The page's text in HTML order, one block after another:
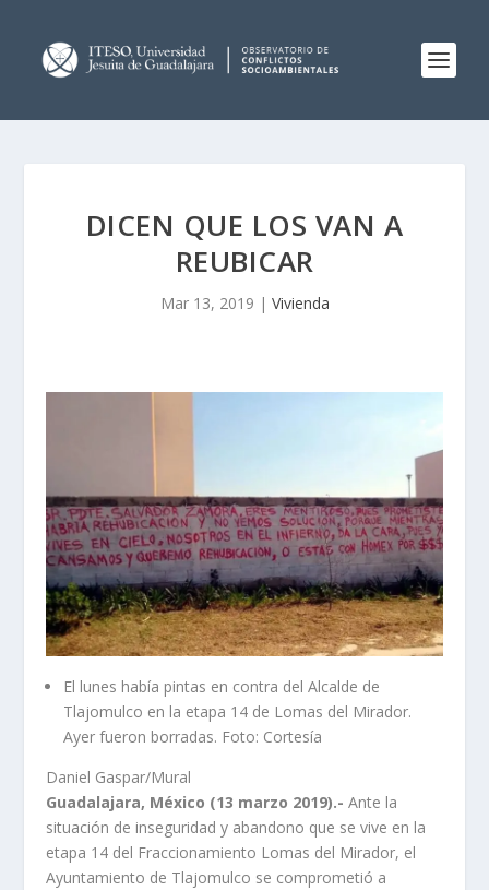
DICEN QUE LOS VAN A
REUBICAR
Mar 13, 2019 | Vivienda
El lunes había pintas en contra del Alcalde de
Tlajomulco en la etapa 14 de Lomas del Mirador.
Ayer fueron borradas. Foto: Cortesía
Daniel Gaspar/Mural
Guadalajara, México (13 marzo 2019).-Ante la
situación de inseguridad y abandono que se vive en la
etapa 14 del Fraccionamiento Lomas del Mirador, el
Ayuntamiento de Tlajomulco se comprometió a